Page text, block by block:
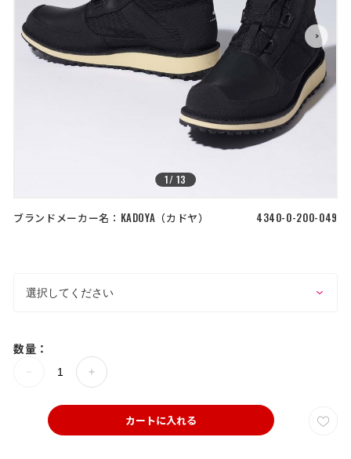
店舗を探す
採用情報
古物営業法に基づく表示/保険勧誘
方針
商品レビュー利用規約
カスタマーハラスメントに対する方
1/ 13
> >
ブランドメーカー名： KADOYA カドヤ 4340-0-200-049
数量：
カートに入れる